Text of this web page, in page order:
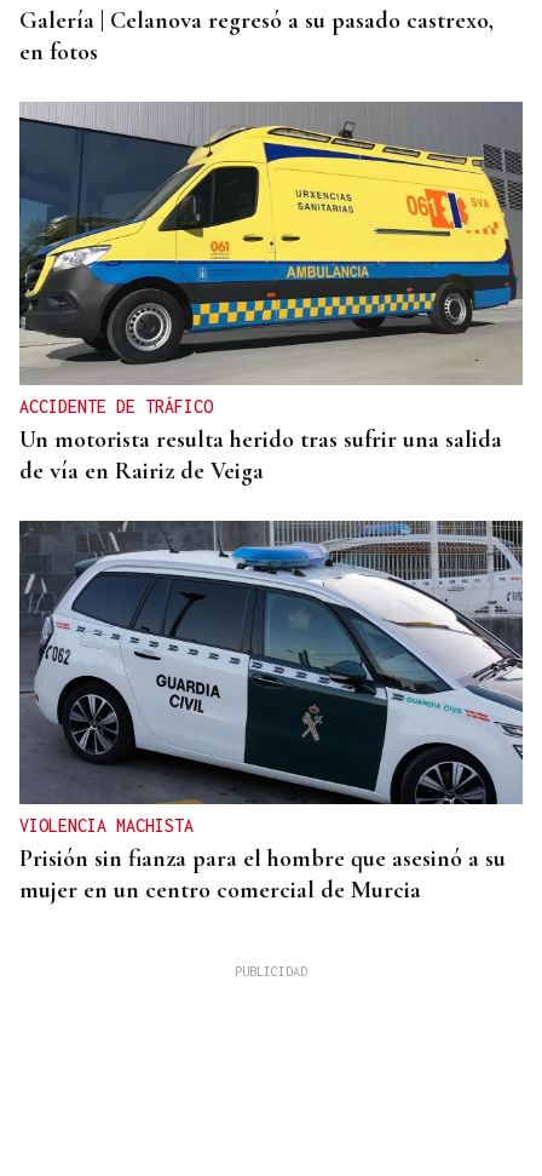
Galería | Celanova regresó a su pasado castrexo,
en fotos
ACCIDENTE DE TRÁFICO
Un motorista resulta herido tras sufrir una salida
de vía en Rairiz de Veiga
VIOLENCIA MACHISTA
Prisión sin fianza para el hombre que asesinó a su
mujer en un centro comercial de Murcia